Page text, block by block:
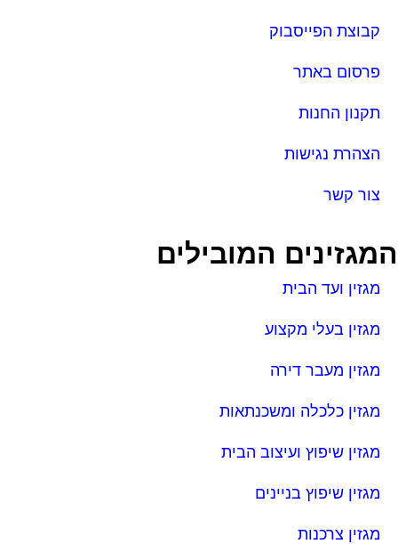
קבוצת הפייסבוק
פרסום באתר
תקנון החנות
הצהרת נגישות
צור קשר
המובילים
מגזין ועד הבית
מגזין בעלי מקצוע
מגזין מעבר דירה
מגזין כלכלה ומשכנתאות
מגזין שיפוץ ועיצוב הבית
מגזין שיפוץ בניינים
מגזין צרכנות